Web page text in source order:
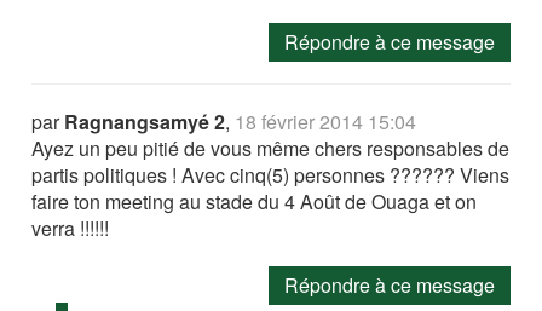
Répondre à ce message
parRagnangsamyé 2, 18 février 2014 15:04
Ayez un peu pitié de vous même chers responsables de
partis politiques ! Avec cinq(5) personnes ?????? Viens
faire ton meeting au stade du 4 Août de Ouaga et on
verra !!!!!!
Répondre à ce message